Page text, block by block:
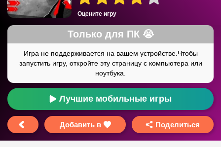
Оцените игру
Лучшие мобильные игры
Добавить в Поделиться